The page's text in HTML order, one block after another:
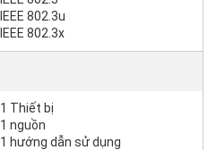
IEEE 802.3u
IEEE 802.3x
1 Thiết bị
1 nguồn
1 hướng dẫn sử dụng